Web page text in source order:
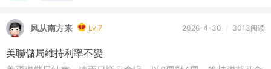
风从南方来 Lv.7 2026-4-30 / 3013阅读
美聯儲局維持利率不變